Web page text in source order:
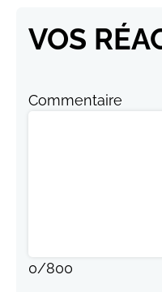
VOS
Commentaire
0/800